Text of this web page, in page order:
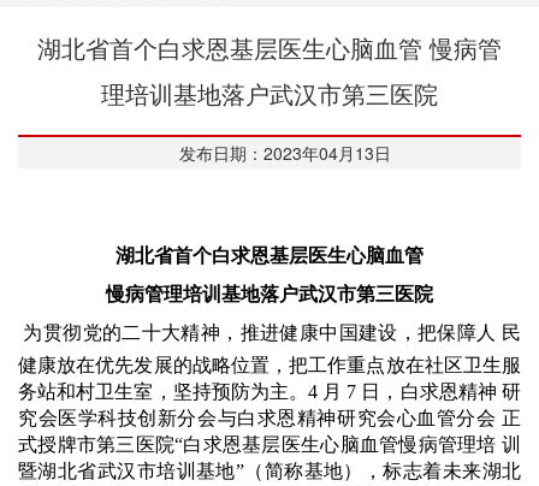
湖北省首个白求恩基层医生心脑血管 慢病管
理培训基地落户武汉市第三医院
发布日期：2023年04月13日
湖北省首个白求恩基层医生心脑血管
慢病管理培训基地落户武汉市第三医院
为贯彻党的二十大精神，推进健康中国建设，把保障人 民
健康放在优先发展的战略位置，把工作重点放在社区卫生服
务站和村卫生室，坚持预防为主。4 月 7 日，白求恩精神 研
究会医学科技创新分会与白求恩精神研究会心血管分会 正
式授牌市第三医院“白求恩基层医生心脑血管慢病管理培 训
暨湖北省武汉市培训基地”（简称基地），标志着未来湖北